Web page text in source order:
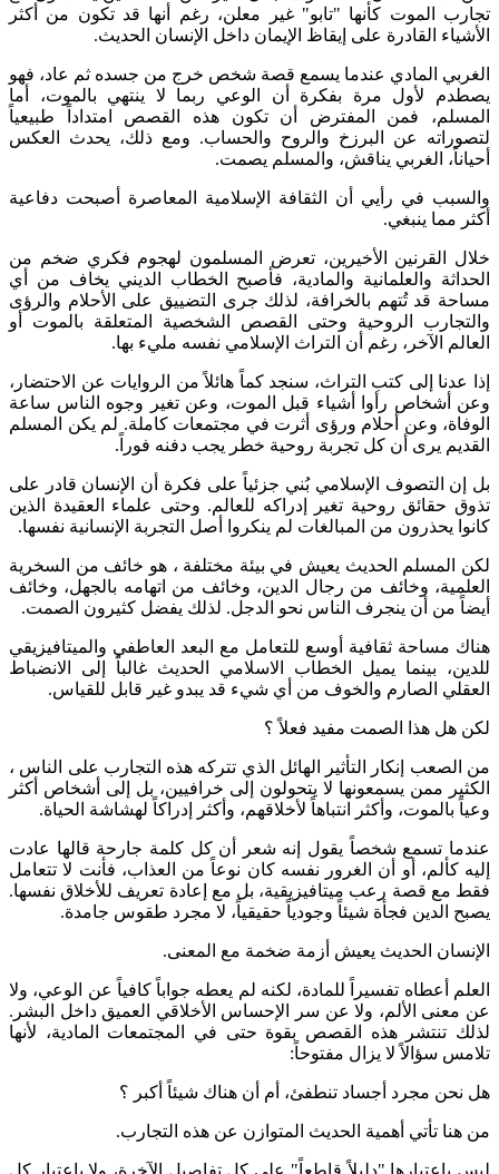
تجارب الموت كأنها "تابو" غير معلن، رغم أنها قد تكون من أكثر
الأشياء القادرة على إيقاظ الإيمان داخل الإنسان الحديث.
الغربي المادي عندما يسمع قصة شخص خرج من جسده ثم عاد، فهو
يصطدم لأول مرة بفكرة أن الوعي ربما لا ينتهي بالموت، أما
المسلم، فمن المفترض أن تكون هذه القصص امتداداً طبيعياً
لتصوراته عن البرزخ والروح والحساب. ومع ذلك، يحدث العكس
أحياناً، الغربي يناقش، والمسلم يصمت.
والسبب في رأيي أن الثقافة الإسلامية المعاصرة أصبحت دفاعية
أكثر مما ينبغي.
خلال القرنين الأخيرين، تعرض المسلمون لهجوم فكري ضخم من
الحداثة والعلمانية والمادية، فأصبح الخطاب الديني يخاف من أي
مساحة قد تُتهم بالخرافة، لذلك جرى التضييق على الأحلام والرؤى
والتجارب الروحية وحتى القصص الشخصية المتعلقة بالموت أو
العالم الآخر، رغم أن التراث الإسلامي نفسه مليء بها.
إذا عدنا إلى كتب التراث، سنجد كماً هائلاً من الروايات عن الاحتضار،
وعن أشخاص رأوا أشياء قبل الموت، وعن تغير وجوه الناس ساعة
الوفاة، وعن أحلام ورؤى أثرت في مجتمعات كاملة. لم يكن المسلم
القديم يرى أن كل تجربة روحية خطر يجب دفنه فوراً.
بل إن التصوف الإسلامي بُني جزئياً على فكرة أن الإنسان قادر على
تذوق حقائق روحية تغير إدراكه للعالم. وحتى علماء العقيدة الذين
كانوا يحذرون من المبالغات لم ينكروا أصل التجربة الإنسانية نفسها.
لكن المسلم الحديث يعيش في بيئة مختلفة ، هو خائف من السخرية
العلمية، وخائف من رجال الدين، وخائف من اتهامه بالجهل، وخائف
أيضاً من أن ينجرف الناس نحو الدجل. لذلك يفضل كثيرون الصمت.
هناك مساحة ثقافية أوسع للتعامل مع البعد العاطفي والميتافيزيقي
للدين، بينما يميل الخطاب الاسلامي الحديث غالباً إلى الانضباط
العقلي الصارم والخوف من أي شيء قد يبدو غير قابل للقياس.
لكن هل هذا الصمت مفيد فعلاً ؟
من الصعب إنكار التأثير الهائل الذي تتركه هذه التجارب على الناس ،
الكثير ممن يسمعونها لا يتحولون إلى خرافيين، بل إلى أشخاص أكثر
وعياً بالموت، وأكثر انتباهاً لأخلاقهم، وأكثر إدراكاً لهشاشة الحياة.
عندما تسمع شخصاً يقول إنه شعر أن كل كلمة جارحة قالها عادت
إليه كألم، أو أن الغرور نفسه كان نوعاً من العذاب، فأنت لا تتعامل
فقط مع قصة رعب ميتافيزيقية، بل مع إعادة تعريف للأخلاق نفسها.
يصبح الدين فجأة شيئاً وجودياً حقيقياً، لا مجرد طقوس جامدة.
الإنسان الحديث يعيش أزمة ضخمة مع المعنى.
العلم أعطاه تفسيراً للمادة، لكنه لم يعطه جواباً كافياً عن الوعي، ولا
عن معنى الألم، ولا عن سر الإحساس الأخلاقي العميق داخل البشر.
لذلك تنتشر هذه القصص بقوة حتى في المجتمعات المادية، لأنها
تلامس سؤالاً لا يزال مفتوحاً:
هل نحن مجرد أجساد تنطفئ، أم أن هناك شيئاً أكبر ؟
من هنا تأتي أهمية الحديث المتوازن عن هذه التجارب.
ليس باعتبارها "دليلاً قاطعاً" على كل تفاصيل الآخرة، ولا باعتبار كل